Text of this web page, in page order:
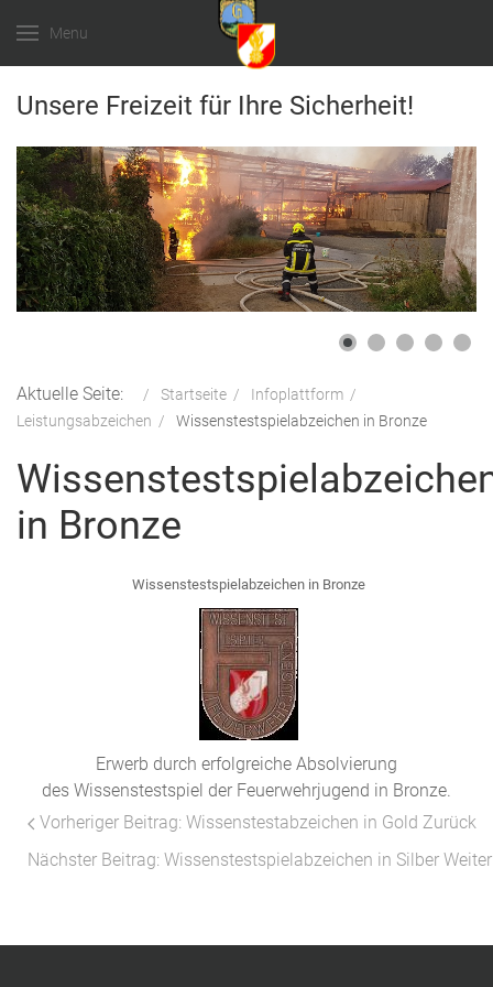
Menu
Unsere Freizeit für Ihre Sicherheit!
Aktuelle Seite: Startseite
Infoplattform
Leistungsabzeichen
Wissenstestspielabzeichen in Bronze
in Bronze
Wissenstestspielabzeichen in Bronze
Erwerb durch erfolgreiche Absolvierung
des Wissenstestspiel der Feuerwehrjugend in Bronze.
Vorheriger Beitrag: Wissenstestabzeichen in Gold Zurück
Nächster Beitrag: Wissenstestspielabzeichen in Silber Weiter